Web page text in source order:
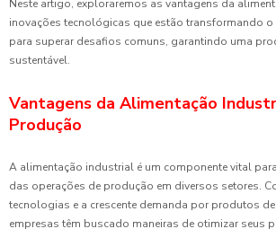
Neste artigo, exploraremos as vantagens da
inovações tecnológicas que estão transformando o
para superar desafios comuns, garantindo uma
sustentável.
Vantagens da Alimentação
Produção
A alimentação industrial é um componente vital
das operações de produção em diversos setores.
tecnologias e a crescente demanda por produtos
empresas têm buscado maneiras de otimizar seus